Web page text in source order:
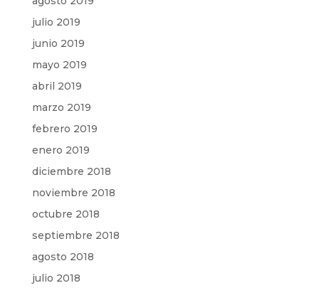
julio 2019
junio 2019
mayo 2019
abril 2019
marzo 2019
febrero 2019
enero 2019
diciembre 2018
noviembre 2018
octubre 2018
septiembre 2018
agosto 2018
julio 2018